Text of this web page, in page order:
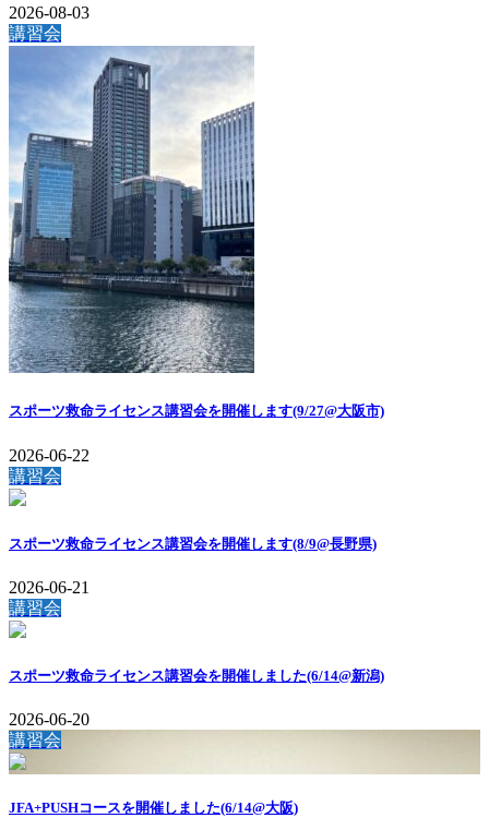
2026-08-03
講習会
スポーツ救命ライセンス講習会を開催します(9/27@大阪市)
2026-06-22
講習会
スポーツ救命ライセンス講習会を開催します(8/9@長野県)
2026-06-21
講習会
スポーツ救命ライセンス講習会を開催しました(6/14@新潟)
2026-06-20
講習会
JFA+PUSHコースを開催しました(6/14@大阪)